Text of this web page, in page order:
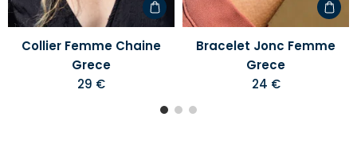
Collier Femme Chaine
Grece
29 €
Bracelet Jonc Femme
Grece
24 €